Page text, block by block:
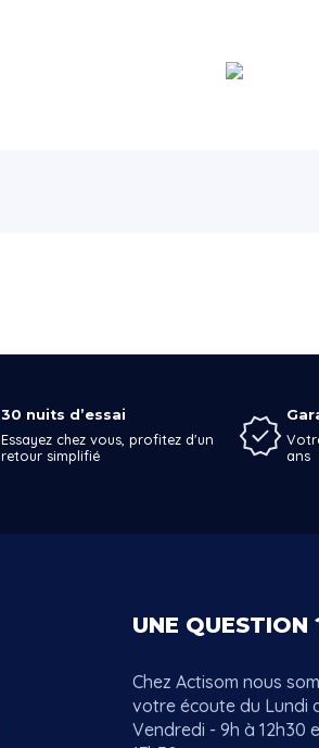
30 nuits d’essai
Essayez chez vous, profitez d'un
retour simplifié
ans
UNE QUESTION
Chez Actisom nous
votre écoute du Lundi
Vendredi - 9h à 12h30